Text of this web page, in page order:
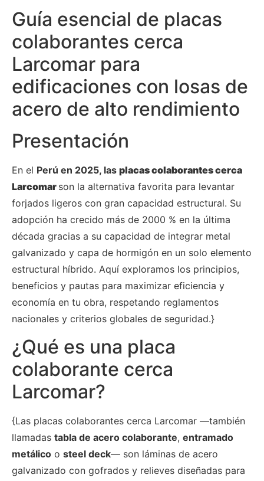
Guía esencial de placas
colaborantes cerca
Larcomar para
edificaciones con losas de
acero de alto rendimiento
Presentación
En el Perú en 2025, las placas colaborantes cerca
Larcomar son la alternativa favorita para levantar
forjados ligeros con gran capacidad estructural. Su
adopción ha crecido más de 2000 % en la última
década gracias a su capacidad de integrar metal
galvanizado y capa de hormigón en un solo elemento
estructural híbrido. Aquí exploramos los principios,
beneficios y pautas para maximizar eficiencia y
economía en tu obra, respetando reglamentos
nacionales y criterios globales de seguridad.}
¿Qué es una placa
colaborante cerca
Larcomar?
{Las placas colaborantes cerca Larcomar —también
llamadas tabla de acero colaborante, entramado
metálico o steel deck— son láminas de acero
galvanizado con gofrados y relieves diseñadas para